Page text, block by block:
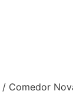
/ Comedor